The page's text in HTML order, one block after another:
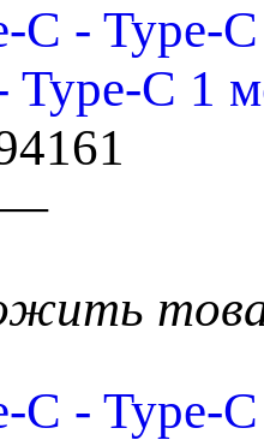
C -
Type-C 1
C - Type-